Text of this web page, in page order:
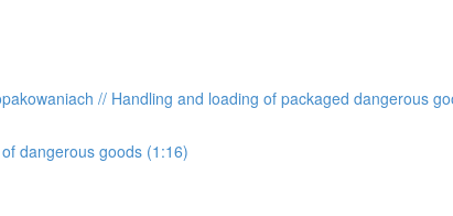
// Handling and loading of packaged dangerous
dangerous goods (1:16)